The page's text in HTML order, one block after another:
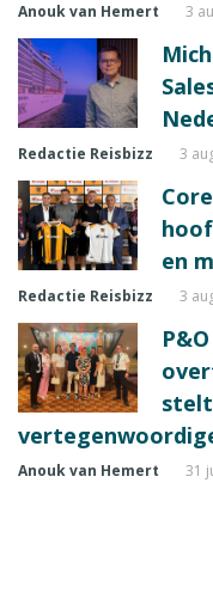
Anouk van Hemert 3
Redactie Reisbizz 3
en
Redactie Reisbizz 3
stelt
Anouk van Hemert 31